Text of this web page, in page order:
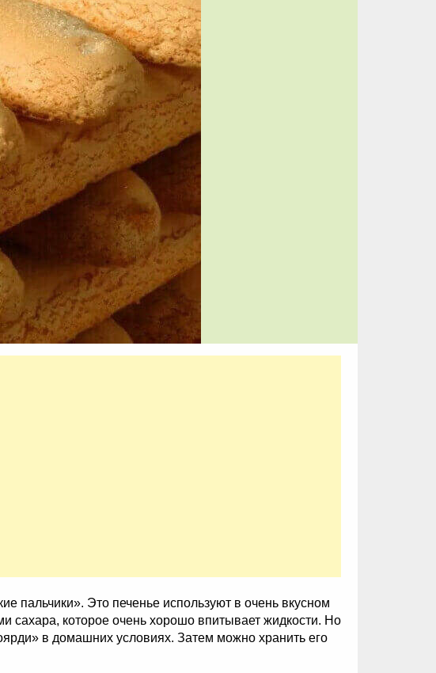
пальчики». Это печенье используют в очень вкусном
сахара, которое очень хорошо впитывает жидкости. Но
в домашних условиях. Затем можно хранить его